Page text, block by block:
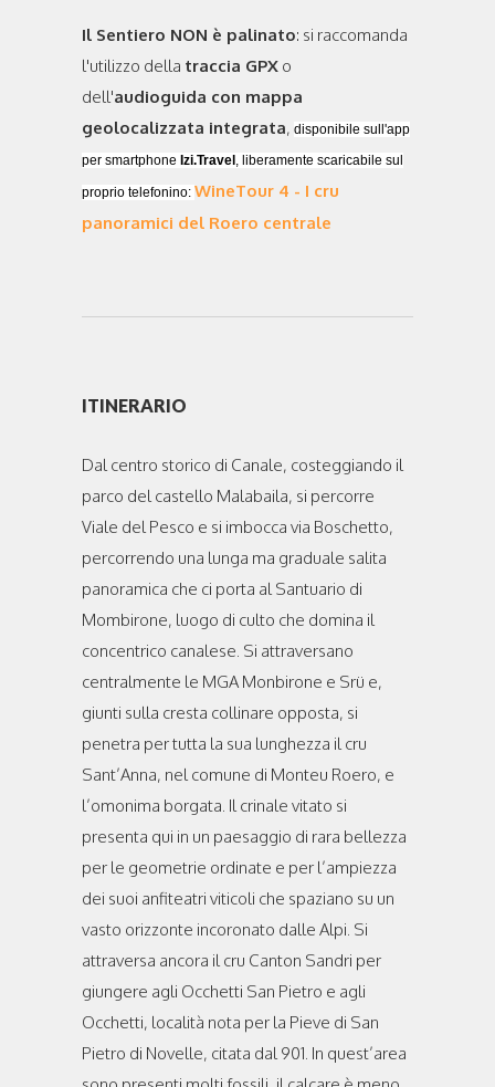
Il Sentiero NON è palinato: si raccomanda
l'utilizzo della traccia GPX o
dell'audioguida con mappa
geolocalizzata integrata, disponibile sull'app
per smartphone Izi.Travel , liberamente scaricabile sul
proprio telefonino: WineTour 4 - I cru
panoramici del Roero centrale
ITINERARIO
Dal centro storico di Canale, costeggiando il
parco del castello Malabaila, si percorre
Viale del Pesco e si imbocca via Boschetto,
percorrendo una lunga ma graduale salita
panoramica che ci porta al Santuario di
Mombirone, luogo di culto che domina il
concentrico canalese. Si attraversano
centralmente le MGA Monbirone e Srü e,
giunti sulla cresta collinare opposta, si
penetra per tutta la sua lunghezza il cru
Sant’Anna, nel comune di Monteu Roero, e
l’omonima borgata. Il crinale vitato si
presenta qui in un paesaggio di rara bellezza
per le geometrie ordinate e per l’ampiezza
dei suoi anfiteatri viticoli che spaziano su un
vasto orizzonte incoronato dalle Alpi. Si
attraversa ancora il cru Canton Sandri per
giungere agli Occhetti San Pietro e agli
Occhetti, località nota per la Pieve di San
Pietro di Novelle, citata dal 901. In quest’area